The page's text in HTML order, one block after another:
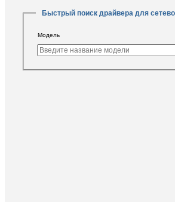
Быстрый поиск драйвера для
Модель